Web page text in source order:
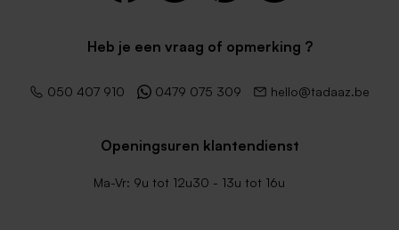
Heb je een vraag of opmerking ?
050 407 910 0479 075 309 hello@tadaaz.be
Openingsuren klantendienst
Ma-Vr: 9u tot 12u30 - 13u tot 16u